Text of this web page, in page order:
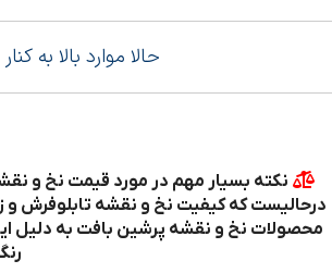
حالا موارد بالا به
درحالیست که کیفیت نخ و نقشه تابلوفرش و
محصولات نخ و نقشه پرشین بافت به دلیل